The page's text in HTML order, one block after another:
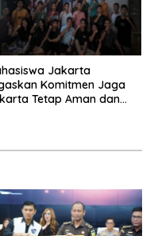
Jakarta
Komitmen Jaga
Tetap Aman dan